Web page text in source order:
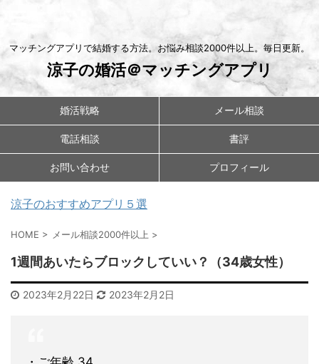
マッチングアプリで結婚する方法。お悩み相談2000件以上。毎日更新。
涼子の婚活＠マッチングアプリ
婚活戦略 メール相談
電話相談 書評
お問い合わせ プロフィール
涼子のおすすめアプリ５選
HOME > メール相談2000件以上 >
1週間あいたらブロックしていい？（34歳女性）
2023年2月22日 2023年2月2日